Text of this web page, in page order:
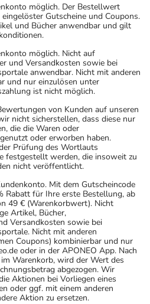
möglich. Der Bestellwert
Gutscheine und Coupons.
und Bücher anwendbar und gilt
möglich. Nicht auf
und Versandkosten sowie bei
anwendbar. Nicht mit anderen
und nur einzulösen unter
ist nicht möglich.
von Kunden auf unseren
nicht sicherstellen, dass diese nur
die die Waren oder
oder erworben haben.
Prüfung des Wortlauts
festgestellt werden, die insoweit zu
nicht veröffentlicht.
Mit dem Gutscheincode
Rabatt für Ihre erste Bestellung, ab
49 € (Warenkorbwert). Nicht
Artikel, Bücher,
Versandkosten sowie bei
Nicht mit anderen
Coupons) kombinierbar und nur
oder in der APONEO App. Nach
Warenkorb, wird der Wert des
abgezogen. Wir
Aktionen bei Vorliegen eines
oder ggf. mit einem anderen
Aktion zu ersetzen.